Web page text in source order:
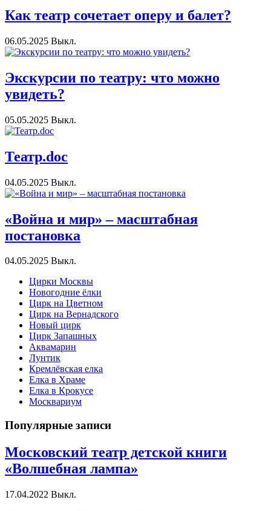
Как театр сочетает оперу и балет?
06.05.2025 Выкл.
Экскурсии по театру: что можно
увидеть?
05.05.2025 Выкл.
Театр.doc
04.05.2025 Выкл.
«Война и мир» – масштабная
постановка
04.05.2025 Выкл.
Цирки Москвы
Новогодние ёлки
Цирк на Цветном
Цирк на Вернадского
Новый цирк
Цирк Запашных
Аквамарин
Лунтик
Кремлёвская елка
Елка в Храме
Елка в Крокусе
Москвариум
Популярные записи
Московский театр детской книги
«Волшебная лампа»
17.04.2022 Выкл.